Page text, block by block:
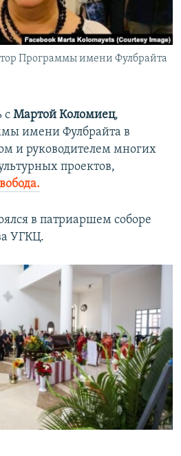
Программы имени Фулбрайта
с Мартой Коломиец,
имени Фулбрайта в
и руководителем многих
проектов,
в патриаршем соборе
УГКЦ.